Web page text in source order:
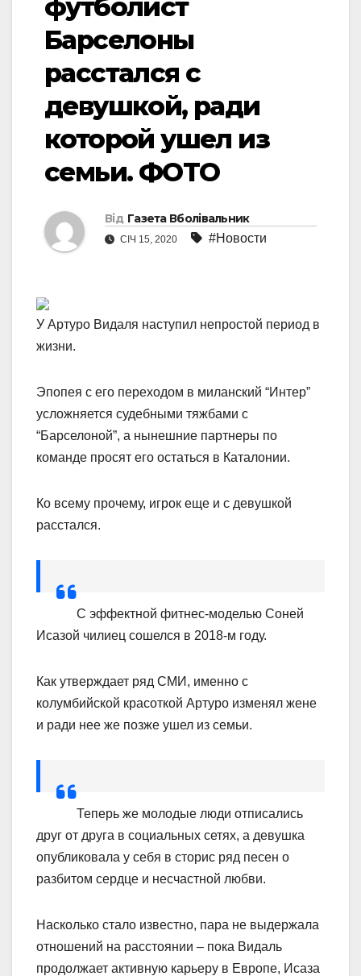
футболист
Барселоны
расстался с
девушкой, ради
которой ушел из
семьи. ФОТО
Від Газета Вболівальник
СІЧ 15, 2020 #Новости
У Артуро Видаля наступил непростой период в
жизни.
Эпопея с его переходом в миланский “Интер”
усложняется судебными тяжбами с
“Барселоной”, а нынешние партнеры по
команде просят его остаться в Каталонии.
Ко всему прочему, игрок еще и с девушкой
расстался.
С эффектной фитнес-моделью Соней
Исазой чилиец сошелся в 2018-м году.
Как утверждает ряд СМИ, именно с
колумбийской красоткой Артуро изменял жене
и ради нее же позже ушел из семьи.
Теперь же молодые люди отписались
друг от друга в социальных сетях, а девушка
опубликовала у себя в сторис ряд песен о
разбитом сердце и несчастной любви.
Насколько стало известно, пара не выдержала
отношений на расстоянии – пока Видаль
продолжает активную карьеру в Европе, Исаза